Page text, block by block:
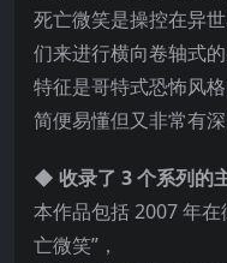
死亡微笑是操控在异
们来进行横向卷轴式的
特征是哥特式恐怖风
简便易懂但又非常有深
◆ 收录了 3 个系列的
本作品包括 2007 年
亡微笑”，